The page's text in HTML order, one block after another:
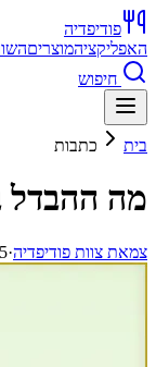
פודיפדיה
האפליקציהמוצרים
חיפוש
בית כתבות
מה ההבדל
צמאת צוות פודיפדיה·
15